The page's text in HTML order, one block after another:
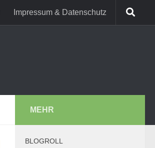
Impressum & Datenschutz
MEHR
BLOGROLL